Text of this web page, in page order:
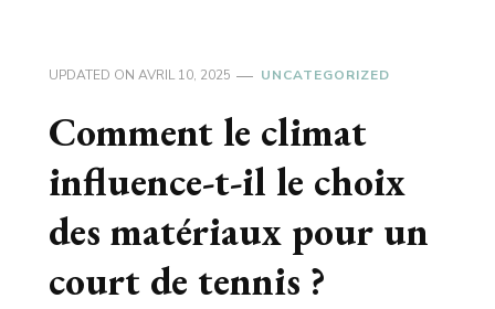
UPDATED ON AVRIL 10, 2025 UNCATEGORIZED
Comment le climat
influence-t-il le choix
des matériaux pour un
court de tennis ?